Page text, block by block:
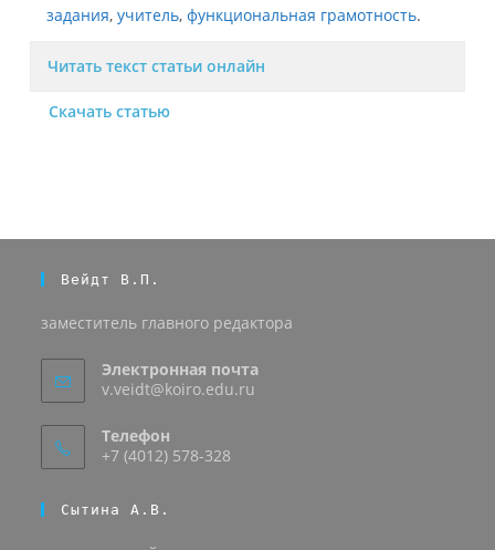
задания,учитель,функциональная грамотность.
Читать текст статьи онлайн
Скачать статью
Вейдт В.П.
заместитель главного редактора
Электронная почта
v.veidt@koiro.edu.ru
Телефон
+7 (4012) 578-328
Сытина А.В.